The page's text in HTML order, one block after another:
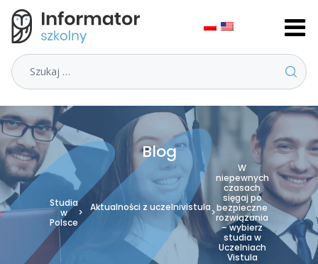
Szukaj
Blog
Studia
w
Polsce
> Aktualności z uczelnivistula>
W
niepewnych
czasach
sięgaj po
bezpieczne
rozwiązania
– wybierz
studia w
Uczelniach
Vistula